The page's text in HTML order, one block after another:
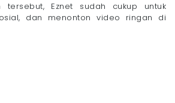
tersebut, Eznet sudah cukup untuk
dan menonton video ringan di